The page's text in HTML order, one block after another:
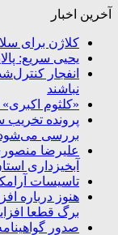
آخرین اخبار
کلاژن برای
یحیی سریع:
انفجار
نباشند
«کلثوم
پرونده تخریب
بررسی
علیرضا
آبخیزداری
تاسیسات
هنوز درباره
برگ قطعا
صدور